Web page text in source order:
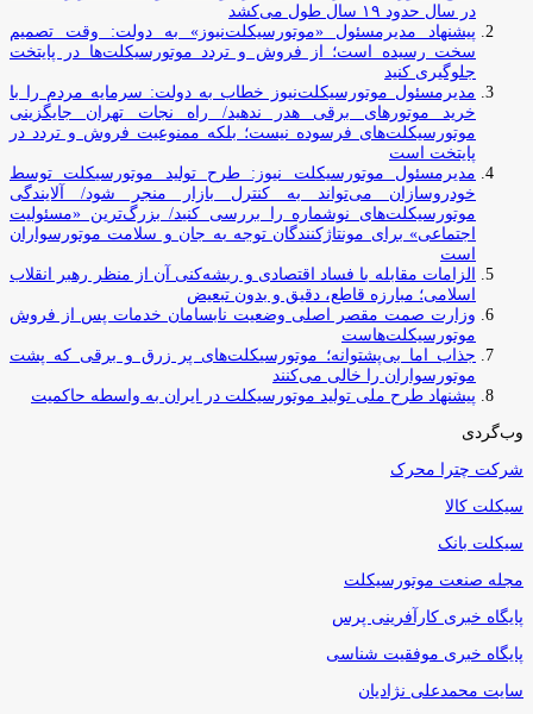
در سال حدود ۱۹ سال طول می‌کشد
پیشنهاد مدیرمسئول «موتورسیکلت‌نیوز» به دولت: وقت تصمیم
سخت رسیده است؛ از فروش و تردد موتورسیکلت‌ها در پایتخت
جلوگیری کنید
مدیرمسئول موتورسیکلت‌نیوز خطاب به دولت: سرمایه مردم را با
خرید موتورهای برقی هدر ندهید/ راه نجات تهران جایگزینی
موتورسیکلت‌های فرسوده نیست؛ بلکه ممنوعیت فروش و تردد در
پایتخت است
مدیرمسئول موتورسیکلت نیوز: طرح تولید موتورسیکلت توسط
خودروسازان می‌تواند به کنترل بازار منجر شود/ آلایندگی
موتورسیکلت‌های نوشماره را بررسی کنید/ بزرگ‌ترین «مسئولیت
اجتماعی» برای مونتاژکنندگان توجه به جان و سلامت موتورسواران
است
الزامات مقابله با فساد اقتصادی و ریشه‌کنی آن از منظر رهبر انقلاب
اسلامی؛ مبارزه قاطع، دقیق و بدون تبعیض
وزارت صمت مقصر اصلی وضعیت نابسامان خدمات پس از فروش
موتورسیکلت‌هاست
جذاب اما بی‌پشتوانه؛ موتورسیکلت‌های پر زرق‌ و برقی که پشت
موتورسواران را خالی می‌کنند
پیشنهاد طرح ملی تولید موتورسیکلت در ایران به واسطه حاکمیت
وب‌گردی
شرکت چترا محرک
سیکلت کالا
سیکلت بانک
مجله صنعت موتورسیکلت
پایگاه خبری کارآفرینی پرس
پایگاه خبری موفقیت شناسی
سایت محمدعلی نژادیان